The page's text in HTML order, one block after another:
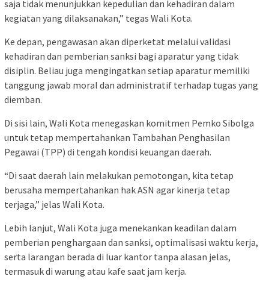
saja tidak menunjukkan kepedulian dan kehadiran dalam
kegiatan yang dilaksanakan,” tegas Wali Kota.
Ke depan, pengawasan akan diperketat melalui validasi
kehadiran dan pemberian sanksi bagi aparatur yang tidak
disiplin. Beliau juga mengingatkan setiap aparatur memiliki
tanggung jawab moral dan administratif terhadap tugas yang
diemban.
Di sisi lain, Wali Kota menegaskan komitmen Pemko Sibolga
untuk tetap mempertahankan Tambahan Penghasilan
Pegawai (TPP) di tengah kondisi keuangan daerah.
“Di saat daerah lain melakukan pemotongan, kita tetap
berusaha mempertahankan hak ASN agar kinerja tetap
terjaga,” jelas Wali Kota.
Lebih lanjut, Wali Kota juga menekankan keadilan dalam
pemberian penghargaan dan sanksi, optimalisasi waktu kerja,
serta larangan berada di luar kantor tanpa alasan jelas,
termasuk di warung atau kafe saat jam kerja.